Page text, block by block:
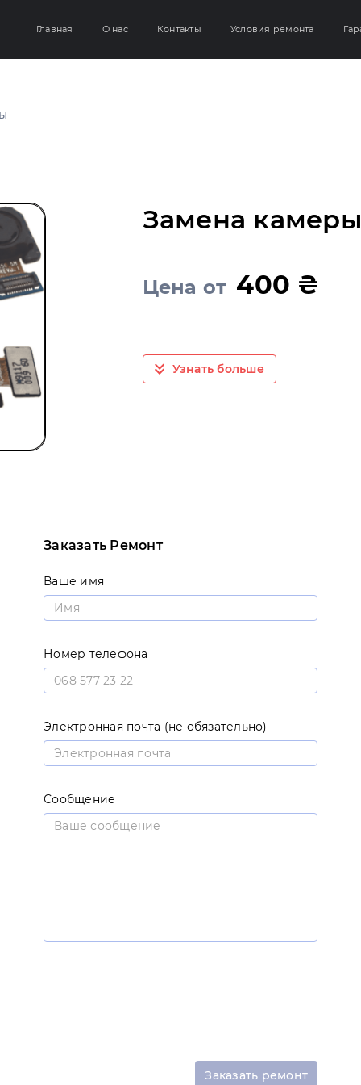
Главная О нас Контакты Условия ремонта
Замена
Цена от 400 ₴
Узнать больше
Заказать Ремонт
Ваше имя
Номер телефона
Электронная почта (не обязательно)
Сообщение